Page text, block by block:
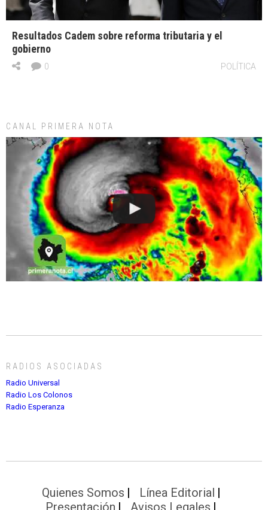
Resultados Cadem sobre reforma tributaria y el
gobierno
POLÍTICA
0
CANAL PRIMERA NOTA
RADIOS ASOCIADAS
Radio Universal
Radio Los Colonos
Radio Esperanza
Quienes Somos
Línea Editorial
Presentación
Avisos Legales